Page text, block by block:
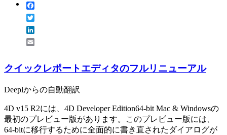
クイックレポートエディタのフルリニューアル
Deeplからの自動翻訳
4D v15 R2には、4D Developer Edition64-bit Mac & Windowsの
最初のプレビュー版があります。このプレビュー版には、
64-bitに移行するために全面的に書き直されたダイアログが